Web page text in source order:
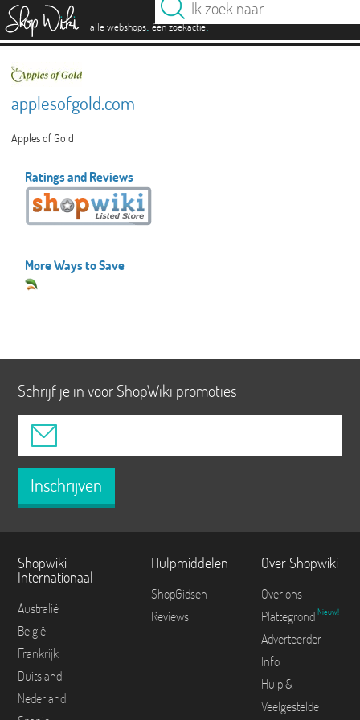
alle webshops. één zoekactie.
applesofgold.com
Apples of Gold
Ratings and Reviews
More Ways to Save
Schrijf je in voor ShopWiki promoties
Inschrijven
Shopwiki
Internationaal
Australië
België
Frankrijk
Duitsland
Nederland
Hulpmiddelen
ShopGidsen
Reviews
Over Shopwiki
Over ons
Plattegrond Nieuw!
Adverteerder
Info
Hulp &
Veelgestelde